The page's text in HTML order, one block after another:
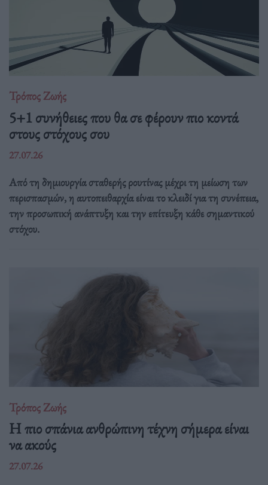
Τρόπος Ζωής
5+1 συνήθειες που θα σε φέρουν πιο κοντά
στους στόχους σου
27.07.26
Από τη δημιουργία σταθερής ρουτίνας μέχρι τη μείωση των
περισπασμών, η αυτοπειθαρχία είναι το κλειδί για τη συνέπεια,
την προσωπική ανάπτυξη και την επίτευξη κάθε σημαντικού
στόχου.
Τρόπος Ζωής
Η πιο σπάνια ανθρώπινη τέχνη σήμερα είναι
να ακούς
27.07.26